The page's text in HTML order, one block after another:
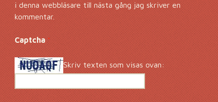
i denna webbläsare till nästa gång jag skriver en
kommentar.
Captcha *
Skriv texten som visas ovan: